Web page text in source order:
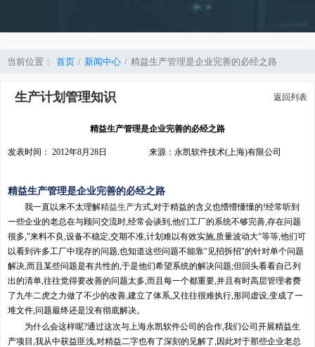
当前位置： 首页 新闻中心 精益生产管理是企业完善的必经之路
生产计划管理知识 返回列表
精益生产管理是企业完善的必经之路
发表时间： 2012年8月28日 来源：永凯软件技术(上海)有限公司
精益生产管理是企业完善的必经之路
我一直以来不太理解精益生产方式,对于精益的含义也懵懵懂懂的!经常听到
一些企业的老总在与顾问交流时,经常会谈到,他们工厂的系统不够完善,存在问题
很多,"来料不良,设备不稳定,交期不准,计划难以有效实施,质量波动大"等等,他们可
以看到许多工厂中现存的问题,也知道这些问题不能靠"见招拆招"的针对单个问题
解决,而且某些问题是有共性的,于是他们希望系统的解决问题;但回头看看自己列
出的清单,往往觉得要改善的问题太多,而且每一个都重要,并且有时高层管理者费
了九牛二虎之力做了不少的改善,建立了体系,又往往很难执行,形同虚设,变成了一
堆文件,问题最终还是没有彻底解决。
为什么会这样呢?通过这次与上海永凯软件公司的合作,我们公司开展精益生
产项目,我从中获益匪浅,对精益二字也有了深刻的见解了,因此对于那些企业老总